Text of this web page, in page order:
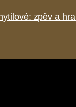
zpěv a